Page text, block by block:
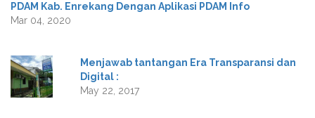
PDAM Kab. Enrekang Dengan Aplikasi PDAM Info
Mar 04, 2020
Menjawab tantangan Era Transparansi dan
Digital :
May 22, 2017